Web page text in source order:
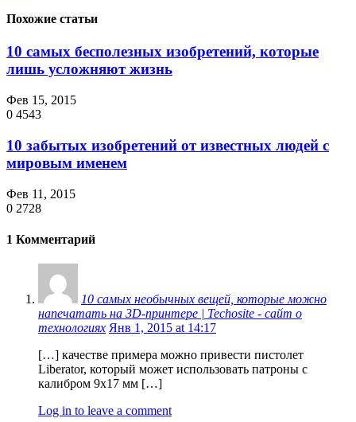
Похожие статьи
10 самых бесполезных изобретений, которые
лишь усложняют жизнь
Фев 15, 2015
0 4543
10 забытых изобретений от известных людей с
мировым именем
Фев 11, 2015
0 2728
1 Комментарий
10 самых необычных вещей, которые можно
напечатать на 3D-принтере | Techosite - сайт о
технологиях Янв 1, 2015 at 14:17
[…] качестве примера можно привести пистолет
Liberator, который может использовать патроны с
калибром 9х17 мм […]
Log in to leave a comment